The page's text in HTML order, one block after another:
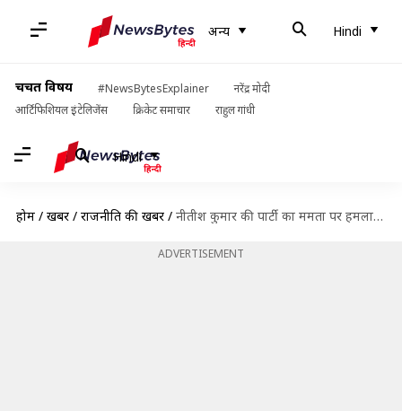
अन्य Hindi
चर्चित विषय #NewsBytesExplainer
नरेंद्र मोदी
आर्टिफिशियल इंटेलिजेंस
क्रिकेट समाचार राहुल गांधी
Hindi
होम / खबरें / राजनीति की खबरें / नीतीश कुमार की पार्टी का ममता पर हमला, कहा- बंगाल को छोटा पाकिस्तान बनने से रोकें
ADVERTISEMENT